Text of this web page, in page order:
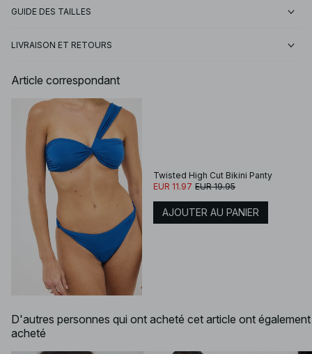
GUIDE DES TAILLES
LIVRAISON ET RETOURS
Article correspondant
Twisted High Cut Bikini Panty
EUR 11.97 EUR 19.95
AJOUTER AU PANIER
D'autres personnes qui ont acheté cet article ont également
acheté